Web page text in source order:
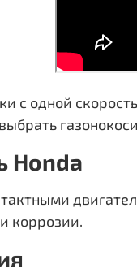
с одной
Honda
коррозии.